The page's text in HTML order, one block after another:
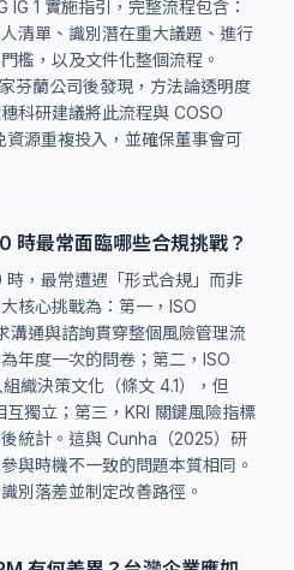
IG 1 實施指引，完整流程包含：
清單、識別潛在重大議題、進行
檻，以及文件化整個流程。
芬蘭公司後發現，方法論透明度
科研建議將此流程與 COSO
資源重複投入，並確保董事會可
時最常面臨哪些合規挑戰？
時，最常遭遇「形式合規」而非
核心挑戰為：第一，ISO
溝通與諮詢貫穿整個風險管理流
年度一次的問卷；第二，ISO
織決策文化（條文 4.1），但
獨立；第三，KRI 關鍵風險指標
統計。這與 Cunha（2025）研
與時機不一致的問題本質相同。
別落差並制定改善路徑。